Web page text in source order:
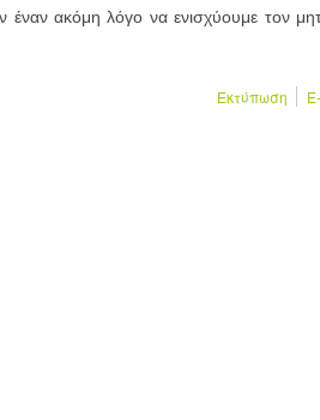
ακόμη λόγο να ενισχύουμε τον
Εκτύπωση